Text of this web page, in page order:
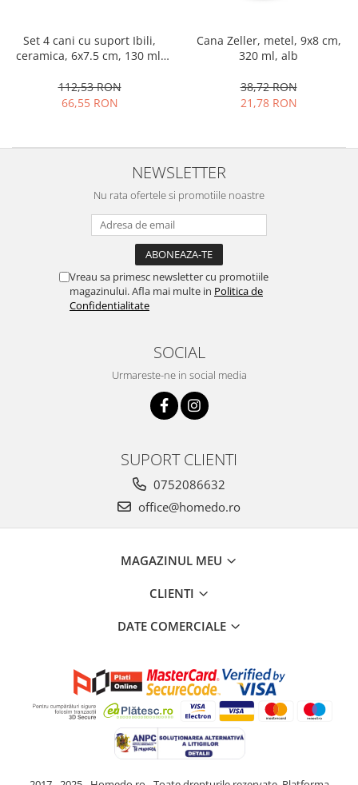
Set 4 cani cu suport Ibili,
ceramica, 6x7.5 cm, 130 ml,
112,53 RON
66,55 RON
Cana Zeller, metel, 9x8 cm,
320 ml, alb
38,72 RON
21,78 RON
NEWSLETTER
Nu rata ofertele si promotiile noastre
Vreau sa primesc newsletter cu promotiile
magazinului. Afla mai multe in Politica de
Confidentialitate
SOCIAL
Urmareste-ne in social media
SUPORT CLIENTI
0752086632
office@homedo.ro
MAGAZINUL MEU
CLIENTI
DATE COMERCIALE